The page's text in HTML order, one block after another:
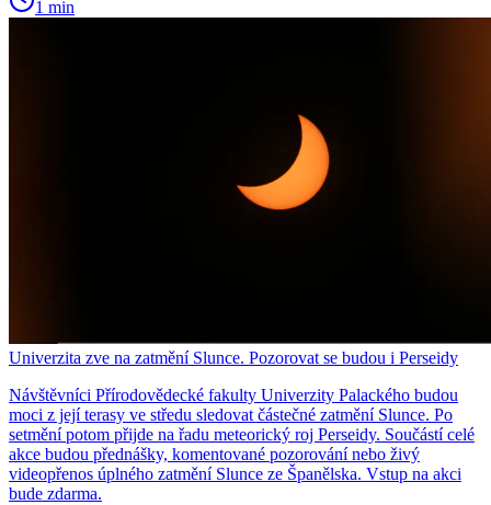
1 min
Univerzita zve na zatmění Slunce. Pozorovat se budou i Perseidy
Návštěvníci Přírodovědecké fakulty Univerzity Palackého budou
moci z její terasy ve středu sledovat částečné zatmění Slunce. Po
setmění potom přijde na řadu meteorický roj Perseidy. Součástí celé
akce budou přednášky, komentované pozorování nebo živý
videopřenos úplného zatmění Slunce ze Španělska. Vstup na akci
bude zdarma.